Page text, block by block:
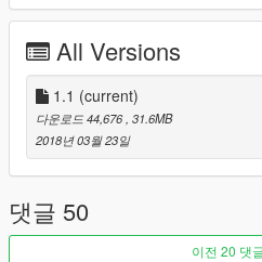
----
ENG:
Note! This car can only use the
(1.0.877.1)
2015 Ferrari California T
The model comes from: FH3,
Edit and convert: Se7enMoon
All Versions
1.1 (current)
다운로드 44,676 , 31.6MB
2018년 03월 23일
댓글 50
이전 20 댓